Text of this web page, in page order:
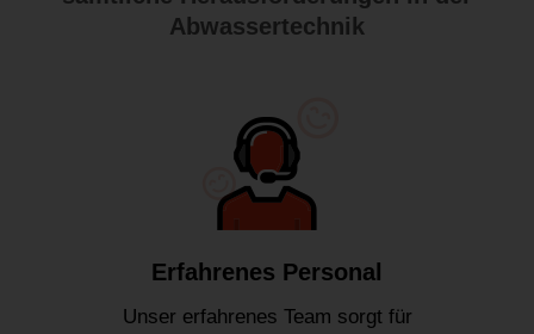
Abwassertechnik
Erfahrenes Personal
Unser erfahrenes Team sorgt für